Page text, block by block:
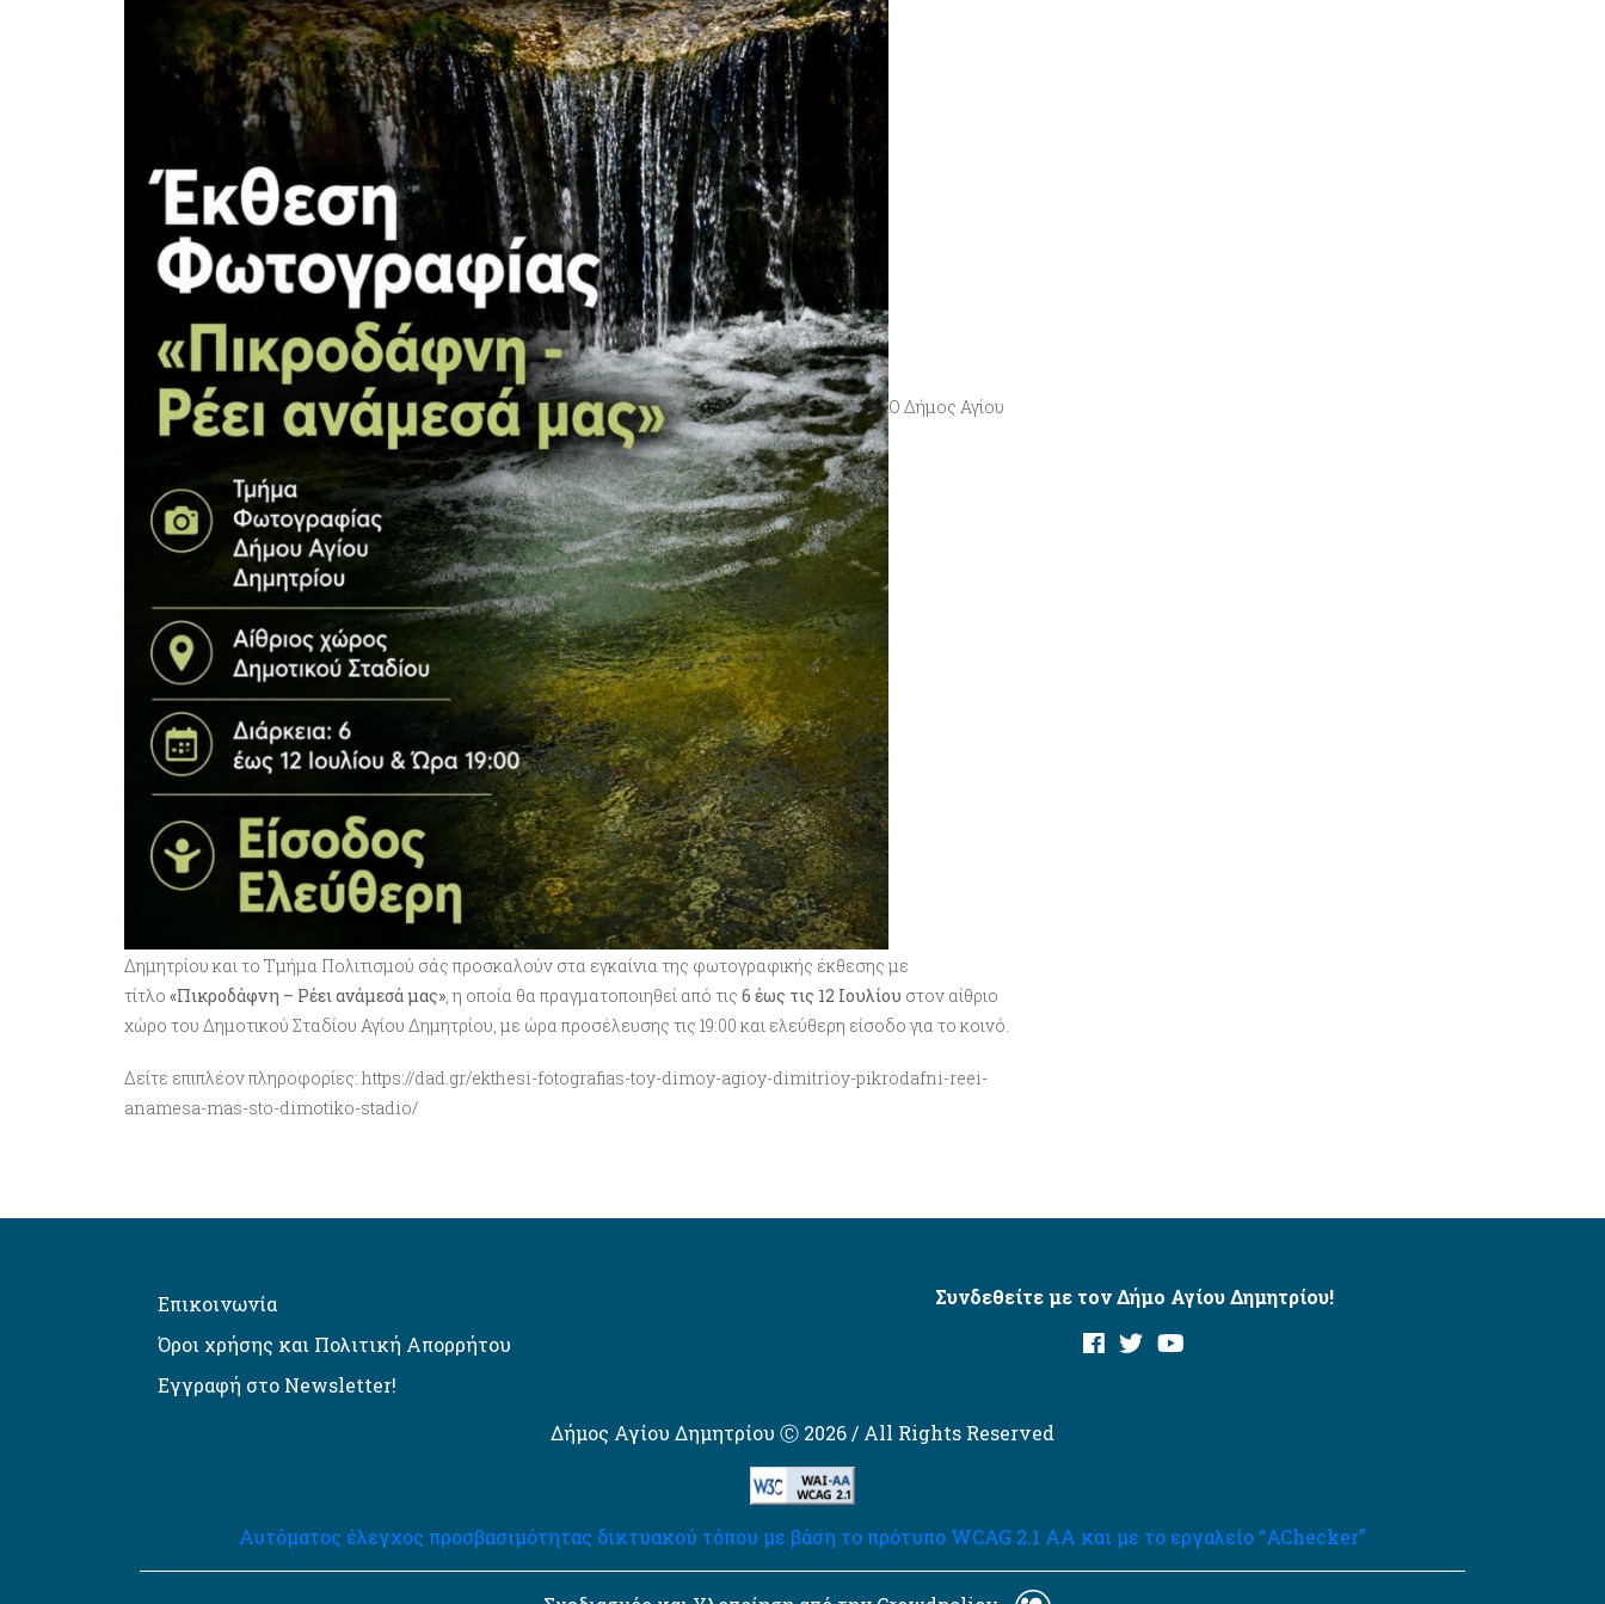
Ο Δήμος Αγίου
Δημητρίου και το Τμήμα Πολιτισμού σάς προσκαλούν στα εγκαίνια της φωτογραφικής έκθεσης με
τίτλο «Πικροδάφνη – Ρέει ανάμεσά μας» , η οποία θα πραγματοποιηθεί από τις 6 έως τις 12 Ιουλίου στον αίθριο
χώρο του Δημοτικού Σταδίου Αγίου Δημητρίου, με ώρα προσέλευσης τις 19:00 και ελεύθερη είσοδο για το κοινό.
Δείτε επιπλέον πληροφορίες: https://dad.gr/ekthesi-fotografias-toy-dimoy-agioy-dimitrioy-pikrodafni-reei-
anamesa-mas-sto-dimotiko-stadio/
Επικοινωνία
Όροι χρήσης και Πολιτική Απορρήτου
Εγγραφή στο Newsletter!
Συνδεθείτε με τον Δήμο Αγίου Δημητρίου!
Δήμος Αγίου Δημητρίου Ⓒ 2026 / All Rights Reserved
Αυτόματος έλεγχος προσβασιμότητας δικτυακού τόπου με βάση το πρότυπο WCAG 2.1 AA και με το εργαλείο “AChecker”